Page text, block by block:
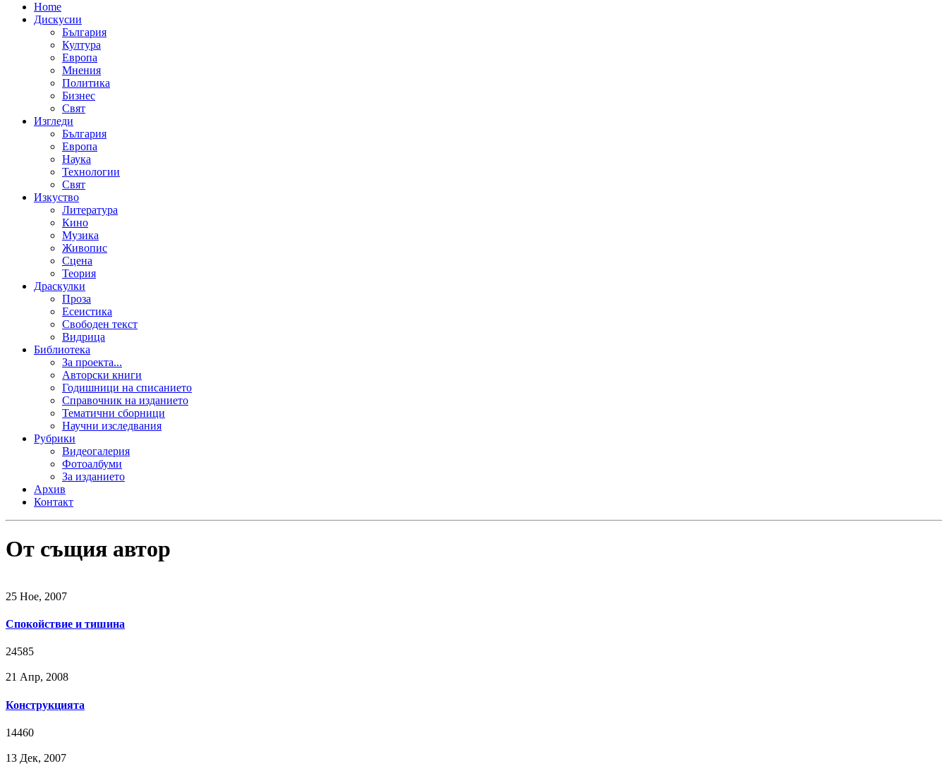
Home
Дискусии
България
Култура
Европа
Мнения
Политика
Бизнес
Свят
Изгледи
България
Европа
Наука
Технологии
Свят
Изкуство
Литература
Кино
Музика
Живопис
Сцена
Теория
Драскулки
Проза
Есеистика
Свободен текст
Видрица
Библиотека
За проекта...
Авторски книги
Годишници на списанието
Справочник на изданието
Тематични сборници
Научни изследвания
Рубрики
Видеогалерия
Фотоалбуми
За изданието
Архив
Контакт
От същия автор
25 Ное, 2007
Спокойствие и тишина
24585
21 Апр, 2008
Конструкцията
14460
13 Дек, 2007